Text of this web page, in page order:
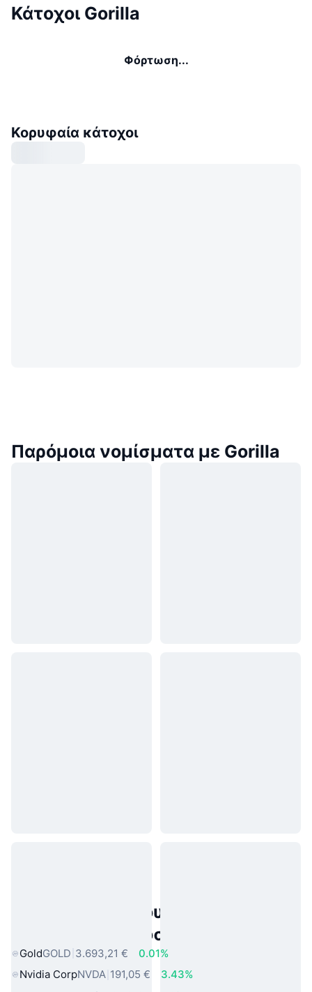
Κάτοχοι Gorilla
Φόρτωση...
Κορυφαία κάτοχοι
Παρόμοια νομίσματα με Gorilla
Δημοφιλή περιουσιακά στοιχεία
πραγματικού κόσμου
GoldGOLD 3.693,21 €
0.01%
Nvidia CorpNVDA 191,05 €
3.43%